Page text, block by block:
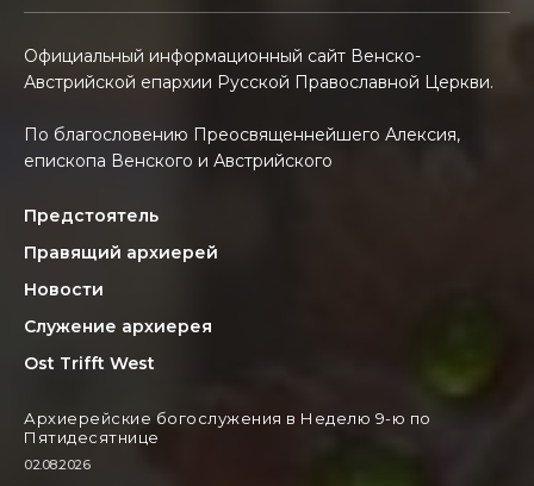
Официальный информационный сайт Венско-
Австрийской епархии Русской Православной Церкви.
По благословению Преосвященнейшего Алексия,
епископа Венского и Австрийского
Предстоятель
Правящий архиерей
Новости
Служение архиерея
Ost Trifft West
Архиерейские богослужения в Неделю 9-ю по
Пятидесятнице
02.08.2026